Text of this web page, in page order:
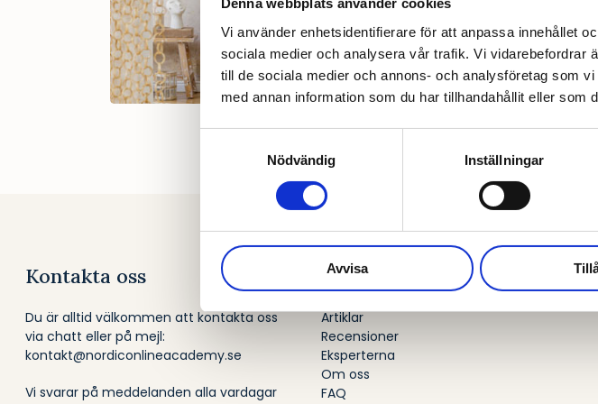
Denna webbplats använder cookies
Vi använder enhetsidentifierare för att anpassa innehållet
sociala medier och analysera vår trafik. Vi vidarebefordrar
till de sociala medier och annons- och analysföretag som
med annan information som du har tillhandahållit eller som
Nödvändig
Inställningar
Avvisa
om
den?
Intresset för
Kontakta oss
Du är alltid välkommen att kontakta oss
via chatt eller på mejl:
kontakt@nordiconlineacademy.se
Vi svarar på meddelanden alla vardagar
Om NOA
Artiklar
Recensioner
Eksperterna
Om oss
FAQ